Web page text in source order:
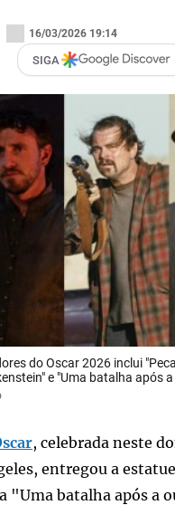
16/03/2026 19:14
SIGA
do Oscar 2026 inclui
e "Uma batalha após
, celebrada neste
entregou a
"Uma batalha após a